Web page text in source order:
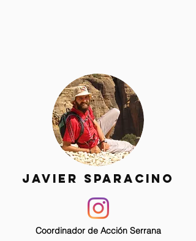
JAVIER SPARACINO
Coordinador de Acción Serrana